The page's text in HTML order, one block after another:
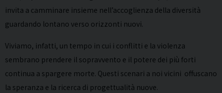
invita a camminare insieme nell’accoglienza della diversità
guardando lontano verso orizzonti nuovi.
Viviamo, infatti, un tempo in cui i conflitti e la violenza
sembrano prendere il sopravvento e il potere dei più forti
continua a spargere morte. Questi scenari a noi vicini offuscano
la speranza e la ricerca di progettualità nuove.